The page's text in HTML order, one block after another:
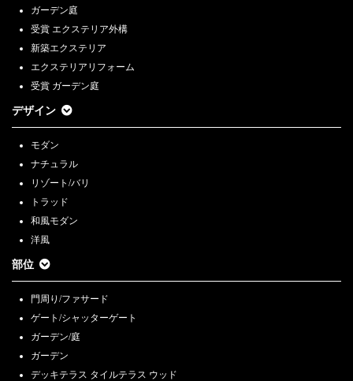
ガーデン庭
受賞 エクステリア外構
新築エクステリア
エクステリアリフォーム
受賞 ガーデン庭
デザイン
モダン
ナチュラル
リゾート/バリ
トラッド
和風モダン
洋風
部位
門周り/ファサード
ゲート/シャッターゲート
ガーデン/庭
ガーデン
デッキテラス タイルテラス ウッド